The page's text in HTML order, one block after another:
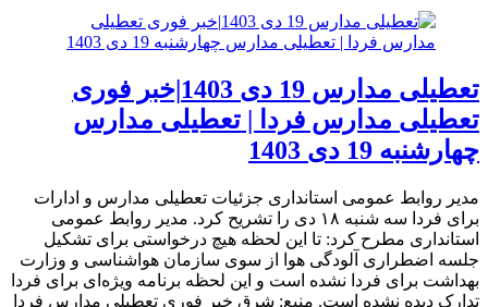
تعطیلی مدارس 19 دی 1403|خبر فوری
تعطیلی مدارس فردا | تعطیلی مدارس
چهارشنبه 19 دی 1403
مدیر روابط عمومی استانداری جزئیات تعطیلی مدارس و ادارات
برای فردا سه شنبه ۱۸ دی را تشریح کرد. مدیر روابط عمومی
استانداری مطرح کرد: تا این لحظه هیچ درخواستی برای تشکیل
جلسه اضطراری آلودگی هوا از سوی سازمان هواشناسی و وزارت
بهداشت برای فردا نشده است و این لحظه برنامه ویژه‌ای برای فردا
تدارک دیده نشده است. منبع: شرق خبر فوری تعطیلی مدارس فردا